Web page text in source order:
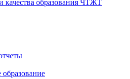
качества образования ЧТЖТ